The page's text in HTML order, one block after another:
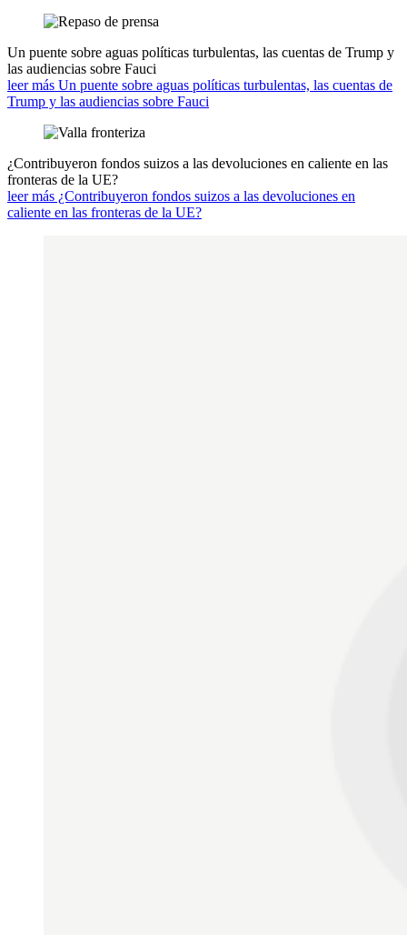
Un puente sobre aguas políticas turbulentas, las cuentas de Trump y
las audiencias sobre Fauci
leer más Un puente sobre aguas políticas turbulentas, las cuentas de
Trump y las audiencias sobre Fauci
¿Contribuyeron fondos suizos a las devoluciones en caliente en las
fronteras de la UE?
leer más ¿Contribuyeron fondos suizos a las devoluciones en
caliente en las fronteras de la UE?